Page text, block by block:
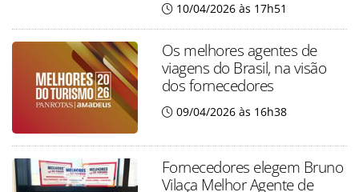
10/04/2026 às 17h51
Os melhores agentes de
viagens do Brasil, na visão
dos fornecedores
09/04/2026 às 16h38
Fornecedores elegem Bruno
Vilaça Melhor Agente de